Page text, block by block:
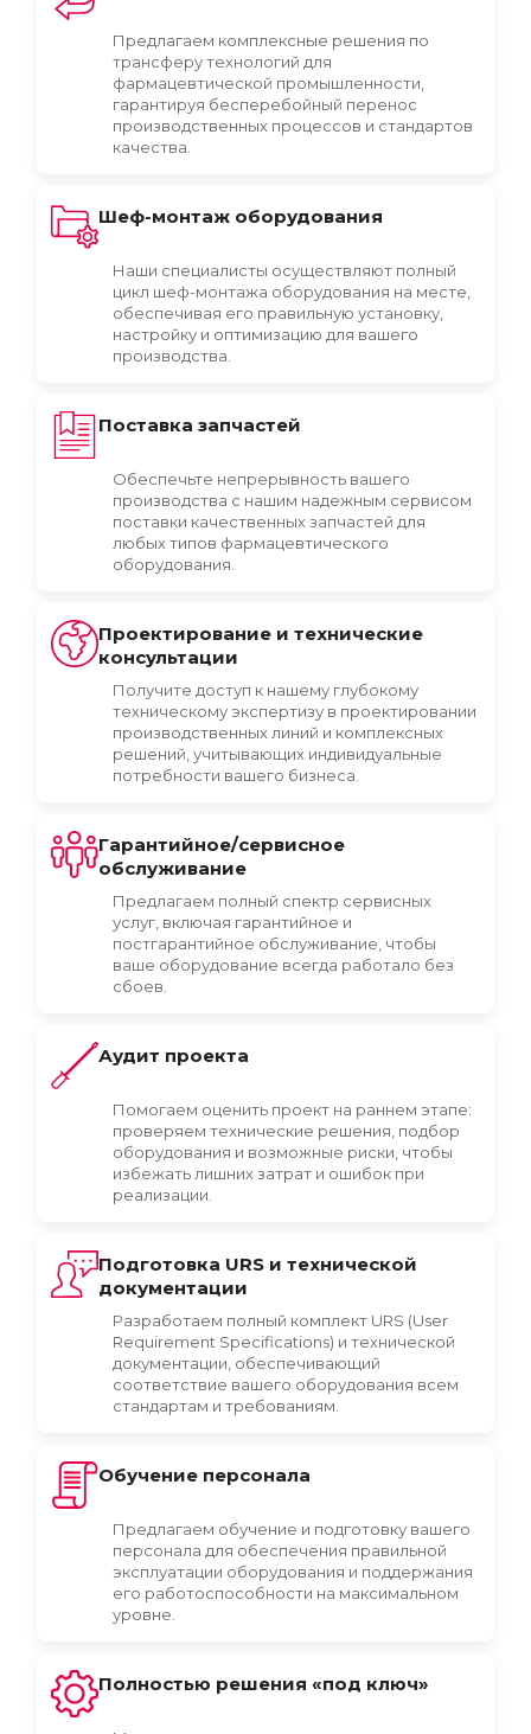
Предлагаем комплексные решения по
трансферу технологий для
фармацевтической промышленности,
гарантируя бесперебойный перенос
производственных процессов и стандартов
качества.
Шеф-монтаж оборудования
Наши специалисты осуществляют полный
цикл шеф-монтажа оборудования на месте,
обеспечивая его правильную установку,
настройку и оптимизацию для вашего
производства.
Поставка запчастей
Обеспечьте непрерывность вашего
производства с нашим надежным сервисом
поставки качественных запчастей для
любых типов фармацевтического
оборудования.
Проектирование и технические
консультации
Получите доступ к нашему глубокому
техническому экспертизу в проектировании
производственных линий и комплексных
решений, учитывающих индивидуальные
потребности вашего бизнеса.
Гарантийное/сервисное
обслуживание
Предлагаем полный спектр сервисных
услуг, включая гарантийное и
постгарантийное обслуживание, чтобы
ваше оборудование всегда работало без
сбоев.
Аудит проекта
Помогаем оценить проект на раннем этапе:
проверяем технические решения, подбор
оборудования и возможные риски, чтобы
избежать лишних затрат и ошибок при
реализации.
Подготовка URS и технической
документации
Разработаем полный комплект URS (User
Requirement Specifications) и технической
документации, обеспечивающий
соответствие вашего оборудования всем
стандартам и требованиям.
Обучение персонала
Предлагаем обучение и подготовку вашего
персонала для обеспечения правильной
эксплуатации оборудования и поддержания
его работоспособности на максимальном
уровне.
Полностью решения «под ключ»